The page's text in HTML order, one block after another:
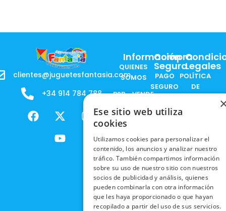
clientes@juguetesfantasia.com
+34 914 784 788
F
a
X
-
t
w
m
Y
o
u
t
Información
QUIENES
SOMOS
B2B - VENDE
PRODUCTOS
SOCIAL
TRABAJA
CON
NOSOTROS
NUESTRAS
TIENDAS
Compra
Segura
PAGO
SEGURO
NACIONALES
INTERNACIONALES
RECOGIDA
EN TIENDA
DEVOLUCIONES
Y CAMBIOS
Legales
POLÍTICA
DE
POLÍTICAS
PRIVACIDAD
EN RRSS
POLÍTICA DE
PRIVACIDAD
CONDICIONES
DE COMPRA
Ese sitio web utiliza
cookies
Utilizamos cookies para personalizar el
contenido, los anuncios y analizar nuestro
tráfico. También compartimos información
sobre su uso de nuestro sitio con nuestros
socios de publicidad y análisis, quienes
pueden combinarla con otra información
que les haya proporcionado o que hayan
recopilado a partir del uso de sus servicios.